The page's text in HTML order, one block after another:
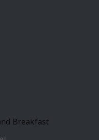
Breakfast